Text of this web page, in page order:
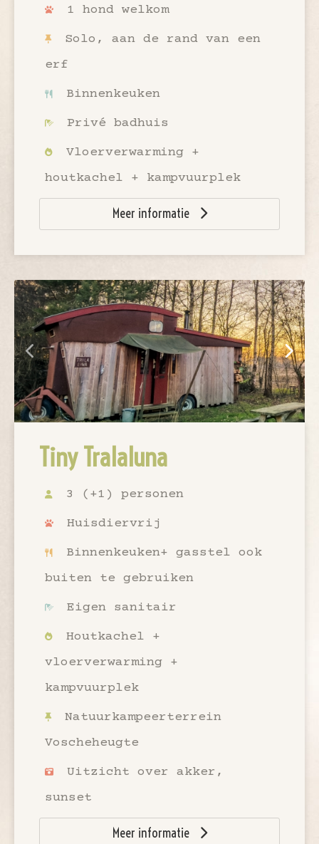
1 hond welkom
Solo, aan de rand van een
erf
Binnenkeuken
Privé badhuis
Vloerverwarming +
houtkachel + kampvuurplek
Meer informatie
Tiny Tralaluna
3 (+1) personen
Huisdiervrij
Binnenkeuken+ gasstel ook
buiten te gebruiken
Eigen sanitair
Houtkachel +
vloerverwarming +
kampvuurplek
Natuurkampeerterrein
Voscheheugte
Uitzicht over akker,
sunset
Meer informatie